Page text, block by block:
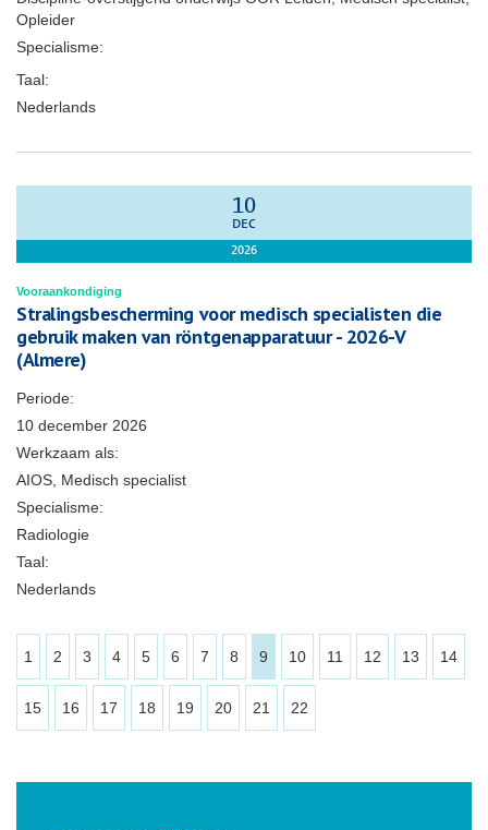
Opleider
Specialisme:
Taal:
Nederlands
10
DEC
2026
Vooraankondiging
Stralingsbescherming voor medisch specialisten die
gebruik maken van röntgenapparatuur - 2026-V
(Almere)
Periode:
10 december 2026
Werkzaam als:
AIOS, Medisch specialist
Specialisme:
Radiologie
Taal:
Nederlands
1 2 3 4 5 6 7 8 9 10 11 12 13 14
15 16 17 18 19 20 21 22